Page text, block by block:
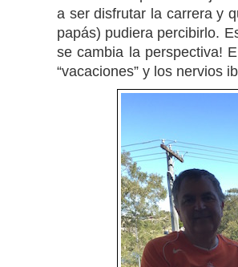
a ser disfrutar la carrera y
papás) pudiera percibirlo.
se cambia la perspectiva!
“vacaciones” y los nervios